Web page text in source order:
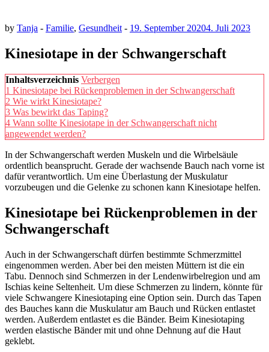
by Tanja - Familie, Gesundheit - 19. September 20204. Juli 2023
Kinesiotape in der Schwangerschaft
Inhaltsverzeichnis Verbergen
1 Kinesiotape bei Rückenproblemen in der Schwangerschaft
2 Wie wirkt Kinesiotape?
3 Was bewirkt das Taping?
4 Wann sollte Kinesiotape in der Schwangerschaft nicht
angewendet werden?
In der Schwangerschaft werden Muskeln und die Wirbelsäule
ordentlich beansprucht. Gerade der wachsende Bauch nach vorne ist
dafür verantwortlich. Um eine Überlastung der Muskulatur
vorzubeugen und die Gelenke zu schonen kann Kinesiotape helfen.
Kinesiotape bei Rückenproblemen in der
Schwangerschaft
Auch in der Schwangerschaft dürfen bestimmte Schmerzmittel
eingenommen werden. Aber bei den meisten Müttern ist die ein
Tabu. Dennoch sind Schmerzen in der Lendenwirbelregion und am
Ischias keine Seltenheit. Um diese Schmerzen zu lindern, könnte für
viele Schwangere Kinesiotaping eine Option sein. Durch das Tapen
des Bauches kann die Muskulatur am Bauch und Rücken entlastet
werden. Außerdem entlastet es die Bänder. Beim Kinesiotaping
werden elastische Bänder mit und ohne Dehnung auf die Haut
geklebt.